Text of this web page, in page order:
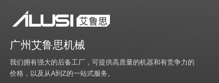
广州艾鲁思机械
我们拥有强大的后备工厂，可提供高质量的机器和有竞争力的
价格，以及从A到Z的一站式服务。